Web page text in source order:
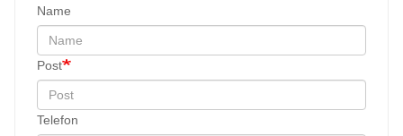
Name
Post
Telefon